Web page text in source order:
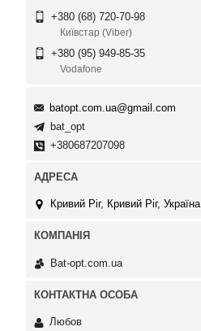
+380 (68) 720-70-98
Київстар (Viber)
+380 (95) 949-85-35
Vodafone
batopt.com.ua@gmail.com
bat_opt
+380687207098
Кривий Ріг, Кривий Ріг, Україна
Bat-opt.com.ua
Любов